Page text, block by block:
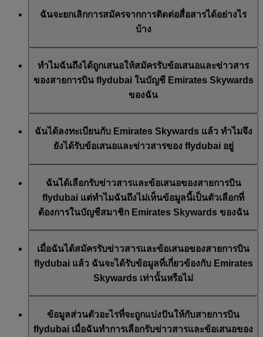
หากคุณรู้สึกว่าไม่มีข้อใดที่กล่าวมานี้ใช้ได้กับการจองใน
อนาคตของคุณ โปรดโทรติดต่อ
การแต่งตั้งผู้ประสานงานการเดินทาง โปรดดูกฎโปรแกรม
และดูที่หัวข้อที่ 4: การจัดการบัญชี
ข่าวสารและข้อเสนอของสายการบิน flydubai
เอมิเรตส์, Skywards และ/หรือ flydubai ได้ขณะสมัครเข้า
ร่วม Emirates Skywards หรือในภายหลัง โดยเข้าสู่ระบบ
ด้วยบัญชี Skywards ของคุณ แล้วไปที่ ‘จัดการการสมัคร
รับอีเมล’ คุณยังสามารถอัปเดตการสมัครรับข้อมูล
ข่าวสารของสายการบิน flydubai ได้บนเว็บไซต์ของ
ฉันจะยกเลิกการสมัครจากการติดต่อสื่อสารได้อย่างไร
บ้าง
ลิงก์ ยกเลิกการสมัคร ที่อยู่ท้ายอีเมลของสายการบิน
flydubai และ/หรือเอมิเรตส์ โดยการอัปเดตการกำหนดค่า
บัญชีสมาชิก Emirates Skywards ของคุณ หรือติดต่อสาย
การบินเอมิเรตส์หรือ flydubai ผ่านบริการ Live Chat หรือ
ศูนย์บริการติดต่อ
ทำไมฉันถึงได้ถูกเสนอให้สมัครรับข้อเสนอและข่าวสาร
ของสายการบิน flydubai ในบัญชี Emirates Skywards
ของฉัน
การบินเอมิเรตส์ และ flydubai ดังนั้นคุณจะมีทางเลือกใน
การรับข้อเสนอและข่าวสารของสายการบิน จากทั้งสาย
การบินเอมิเรตส์และ flydubai
ฉันได้ลงทะเบียนกับ Emirates Skywards แล้ว ทำไมจึง
ยังได้รับข้อเสนอและข่าวสารของ flydubai อยู่
มีทางเลือกในการสมัครข้อเสนอและข่าวสารของสายการ
บินเอมิเรตส์ Emirates Skywards และ/หรือ flydubai เราได้
อัพเดตความต้องการในการติดต่อสื่อสารของท่านตามนั้น
แล้ว
ฉันได้เลือกรับข่าวสารและข้อเสนอของสายการบิน
flydubai แต่ทำไมฉันถึงไม่เห็นข้อมูลนี้เป็นตัวเลือกที่
ต้องการในบัญชีสมาชิก Emirates Skywards ของฉัน
สมาชิก Emirates Skywards หลายหมายเลข หรือชื่อที่คุณ
ให้ไว้ไม่ตรงกับชื่อของคุณในบัญชีสมาชิก Emirates
Skywards โปรดเข้าสู่ระบบบัญชีสมาชิก Emirates Skywards
ของคุณ และอัปเดตการสมัครอีเมลของคุณที่อยู่ใต้ความ
ชอบส่วนตัว
เมื่อฉันได้สมัครรับข่าวสารและข้อเสนอของสายการบิน
flydubai แล้ว ฉันจะได้รับข้อมูลที่เกี่ยวข้องกับ Emirates
Skywards เท่านั้นหรือไม่
ด้วย ซึ่งรวมถึงโปรโมชั่นจากสายการบิน flydubai และ
flydubai Holidays
ข้อมูลส่วนตัวอะไรที่จะถูกแบ่งปันให้กับสายการบิน
flydubai เมื่อฉันทำการเลือกรับข่าวสารและข้อเสนอของ